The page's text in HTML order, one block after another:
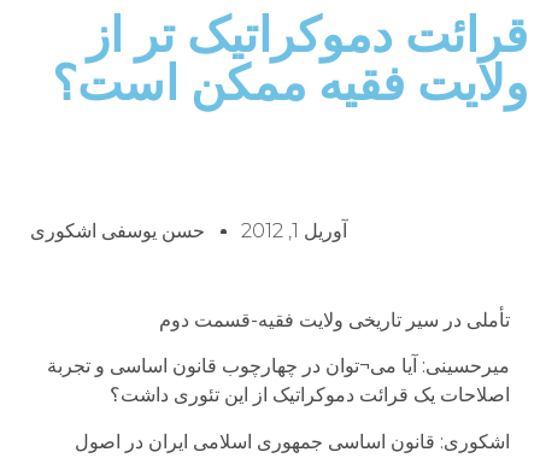
قرائت دموکراتیک تر از
ولایت فقیه ممکن است؟
آوریل 1, 2012 حسن یوسفی اشکوری
تأملی در سیر تاریخی ولایت فقیه-قسمت دوم
میرحسینی: آیا می¬توان در چهارچوب قانون اساسی و تجربة
اصلاحات یک قرائت دموکراتیک از این تئوری داشت؟
اشکوری: قانون اساسی جمهوری اسلامی ایران در اصول